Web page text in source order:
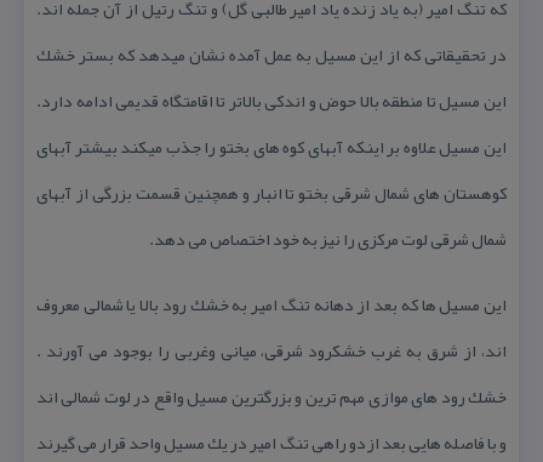
كه تنگ امیر (به یاد زنده یاد امیر طالبی گل) و تنگ رتیل از آن جمله اند.
در تحقیقاتی كه از این مسیل به عمل آمده نشان میدهد كه بستر خشك
این مسیل تا منطقه بالا حوض و اندكی بالاتر تا اقامتگاه قدیمی ادامه دارد.
این مسیل علاوه بر اینكه آبهای كوه های بختو را جذب میكند بیشتر آبهای
كوهستان های شمال شرقی بختو تا انبار و همچنین قسمت بزرگی از آبهای
شمال شرقی لوت مركزی را نیز به خود اختصاص می دهد.
این مسیل ها كه بعد از دهانه تنگ امیر به خشك رود بالا یا شمالی معروف
اند، از شرق به غرب خشكرود شرقی، میانی وغربی را بوجود می آورند .
خشك رود های موازی مهم ترین و بزرگترین مسیل واقع در لوت شمالی اند
و با فاصله هایی بعد ازدو راهی تنگ امیر در یك مسیل واحد قرار می گیرند